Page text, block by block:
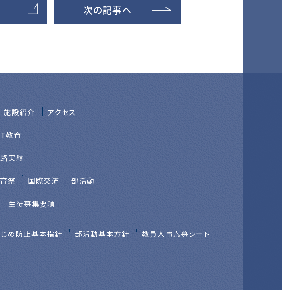
次の記事へ
施設紹介 アクセス
教育
実績
祭 国際交流 部活動
生徒募集要項
じめ防止基本指針 部活動基本方針
教員人事応募シート